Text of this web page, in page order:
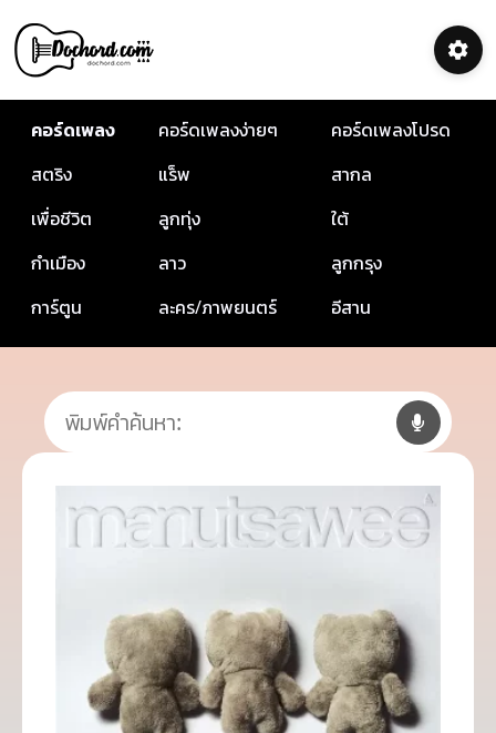
คอร์ดเพลง คอร์ดเพลงง่ายๆ
คอร์ดเพลงโปรด
สตริง
แร็พ
สากล
เพื่อชีวิต
ลูกทุ่ง
ใต้
กำเมือง
ลาว
ลูกกรุง
การ์ตูน
ละคร/ภาพยนตร์ อีสาน